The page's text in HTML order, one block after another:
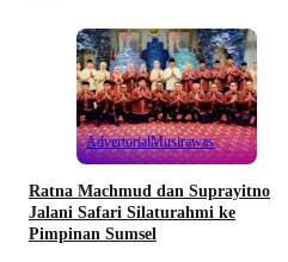
AdvertorialMusirawas
Ratna Machmud dan Suprayitno
Jalani Safari Silaturahmi ke
Pimpinan Sumsel